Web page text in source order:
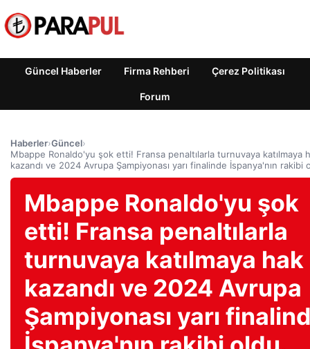
Güncel Haberler Firma Rehberi Çerez Politikası
Forum
Haberler›Güncel›
Mbappe Ronaldo'yu şok etti! Fransa penaltılarla turnuvaya katılmaya
kazandı ve 2024 Avrupa Şampiyonası yarı finalinde İspanya'nın rakibi
Mbappe Ronaldo'yu şok
etti! Fransa penaltılarla
turnuvaya katılmaya hak
kazandı ve 2024 Avrupa
Şampiyonası yarı